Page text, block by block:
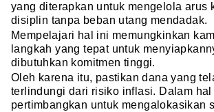
yang diterapkan untuk mengelola arus
disiplin tanpa beban utang mendadak.
Mempelajari hal ini memungkinkan
langkah yang tepat untuk
dibutuhkan komitmen tinggi.
Oleh karena itu, pastikan dana yang
terlindungi dari risiko inflasi. Dalam hal
pertimbangkan untuk mengalokasikan